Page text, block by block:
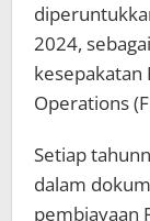
2024,
kesepakatan
Operations
Setiap
dalam
pembiayaan